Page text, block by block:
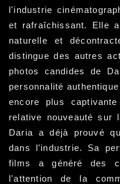
l'industrie
et rafraîchissant. Elle
naturelle et
distingue des autres
photos candides de
personnalité
encore plus
relative nouveauté sur
Daria a déjà prouvé
dans l'industrie. Sa
films a généré des
l'attention de la